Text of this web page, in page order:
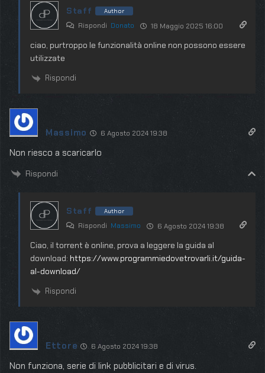
Staff Author
Rispondi Donato 18 Maggio 2025 16:00
ciao, purtroppo le funzionalità online non possono essere
utilizzate
Rispondi
Massimo 6 Agosto 2024 19:38
Non riesco a scaricarlo
Rispondi
Staff Author
Rispondi Massimo 6 Agosto 2024 19:38
Ciao, il torrent è online, prova a leggere la guida al
download: https://www.programmiedovetrovarli.it/guida-
al-download/
Rispondi
Ettore 6 Agosto 2024 19:38
Non funziona, serie di link pubblicitari e di virus.